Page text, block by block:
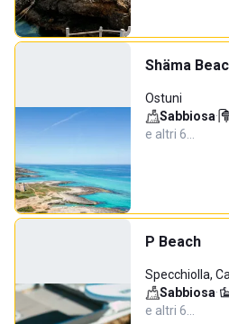
Shäma
Ostuni
Sabbiosa·
e altri 6…
P Beach
Specchiolla,
Sabbiosa·
e altri 6…